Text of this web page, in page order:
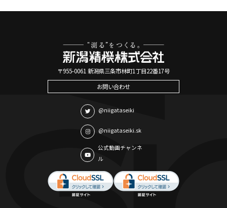
〒955-0061 新潟県三条市林町1丁目22番17号
お問い合わせ
@niigataseiki
@niigataseiki.sk
公式動画チャンネ
ル